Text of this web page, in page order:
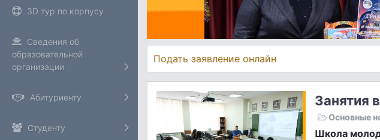
3D тур по корпусу
Сведения об
образовательной
организации
Абитуриенту
Студенту
Подать заявление онлайн
Занятия
Основные
Школа